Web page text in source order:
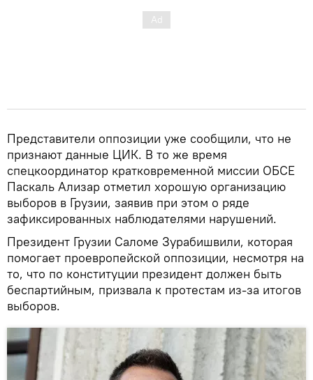
Представители оппозиции уже сообщили, что не
признают данные ЦИК. В то же время
спецкоординатор кратковременной миссии ОБСЕ
Паскаль Ализар отметил хорошую организацию
выборов в Грузии, заявив при этом о ряде
зафиксированных наблюдателями нарушений.
Президент Грузии Саломе Зурабишвили, которая
помогает проевропейской оппозиции, несмотря на
то, что по конституции президент должен быть
беспартийным, призвала к протестам из-за итогов
выборов.